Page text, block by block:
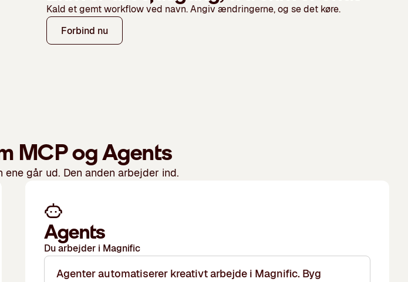
Kald et gemt workflow ved navn. Angiv ændringerne, og se det køre.
Forbind nu
MCPogAgents
ene går ud. Den anden arbejder ind.
Agents
Du arbejder i Magnific
Agenter automatiserer kreativt arbejde i Magnific. Byg